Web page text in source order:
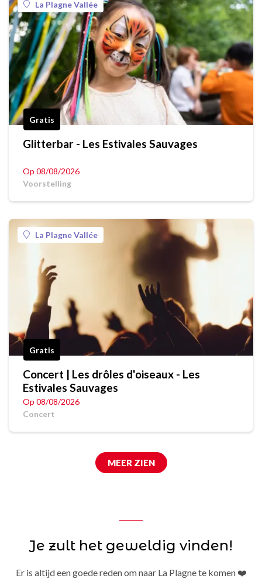
La Plagne Vallée
Gratis
Glitterbar - Les Estivales Sauvages
Op 08/08/2026
Voorstelling
La Plagne Vallée
Gratis
Concert | Les drôles d'oiseaux - Les
Estivales Sauvages
Op 08/08/2026
Concert
MEER ZIEN
Je zult het geweldig vinden!
Er is altijd een goede reden om naar La Plagne te komen ❤️